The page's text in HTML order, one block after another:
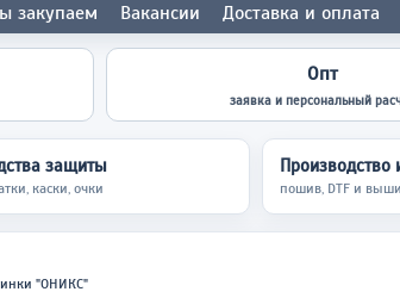
закупаем Вакансии Доставка и оплата
Опт
заявка и персональный
защиты
каски, очки
Производство
пошив, DTF и
"ОНИКС"